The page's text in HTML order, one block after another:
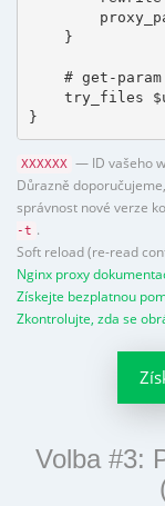
    }
# get-
try_files
}
XXXXXX
— ID vašeho
Důrazně
správnost nové verze
-t .
Soft reload (re-read
Nginx proxy
Získejte bezplatnou
Zkontrolujte, zda se
Volba #3: